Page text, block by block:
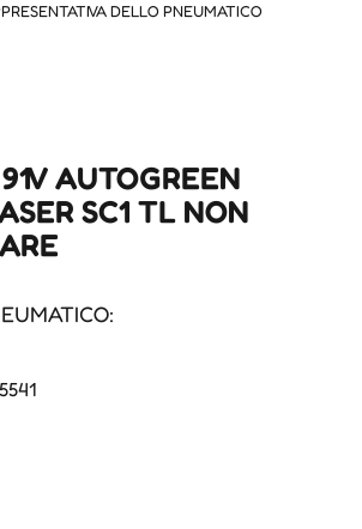
DELLO PNEUMATICO
AUTOGREEN
SC1 TL NON